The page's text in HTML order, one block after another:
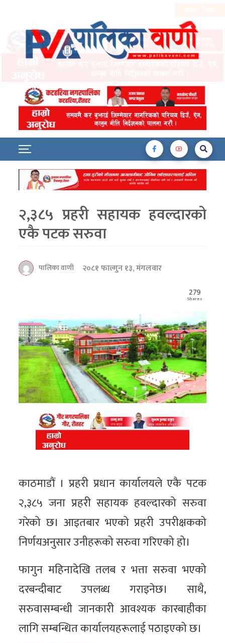
२,३८५ प्रहरी सहायक हवल्दारको
एकै पटक सरुवा
पालिका वाणी
२०८१ फाल्गुन १३, मंगलवार
279
Shares
काठमाडौं । प्रहरी प्रधान कार्यालयले एकै पटक
२,३८५ जना प्रहरी सहायक हवल्दारको सरुवा
गरेको छ। आइतबार भएको प्रहरी उपरीक्षकको
निर्णयअनुसार उनीहरूको सरुवा गरिएको हो।
फागुन महिनादेखि तलब र भत्ता सरुवा भएको
दरबन्दीबाट उपलब्ध गराइनेछ। साथै,
सरुवासम्बन्धी जानकारी आवश्यक कारबाहीका
लागि सम्बन्धित कार्यालयहरूलाई पठाइएको छ।